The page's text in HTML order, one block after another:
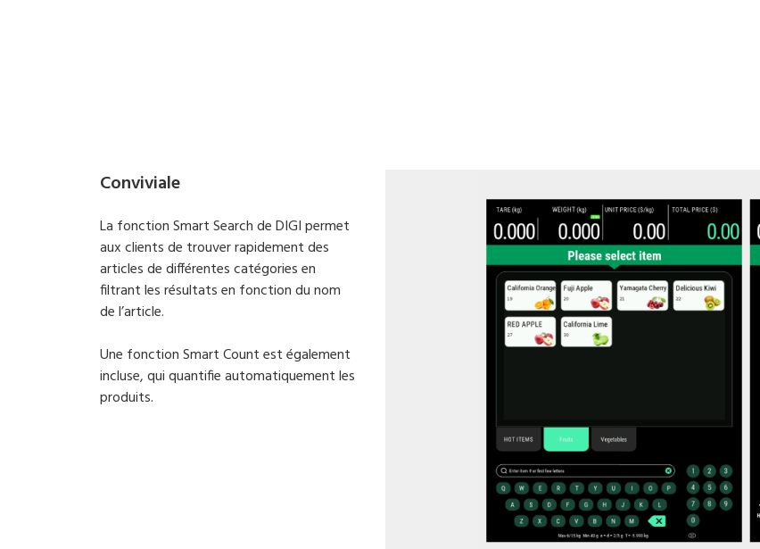
Conviviale
La fonction Smart Search de DIGI permet
aux clients de trouver rapidement des
articles de différentes catégories en
filtrant les résultats en fonction du nom
de l’article.
Une fonction Smart Count est également
incluse, qui quantifie automatiquement les
produits.